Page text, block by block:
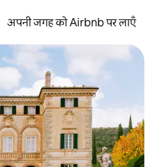
अपनी जगह को Airbnb पर लाएँ